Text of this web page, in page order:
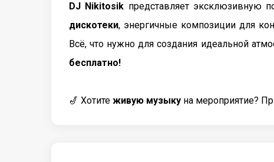
DJ Nikitosik представляет эксклюзивную
дискотеки, энергичные композиции для
Всё, что нужно для создания идеальной
бесплатно!
🎷 Хотите живую музыку на мероприятие?